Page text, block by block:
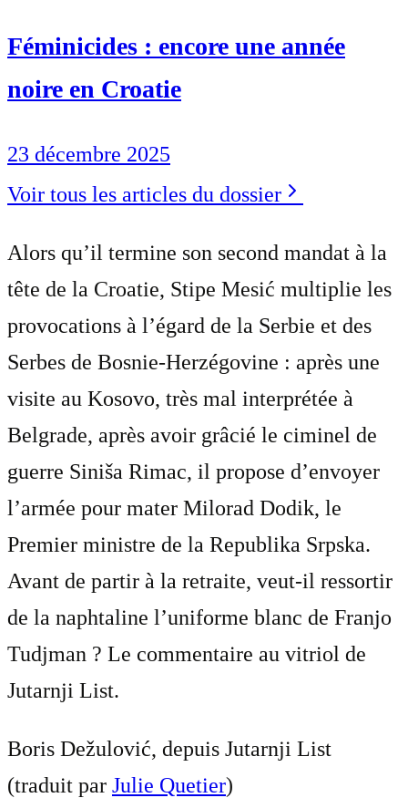
Féminicides : encore une année
noire en Croatie
23 décembre 2025
Voir tous les articles du dossier
Alors qu’il termine son second mandat à la
tête de la Croatie, Stipe Mesić multiplie les
provocations à l’égard de la Serbie et des
Serbes de Bosnie-Herzégovine : après une
visite au Kosovo, très mal interprétée à
Belgrade, après avoir grâcié le ciminel de
guerre Siniša Rimac, il propose d’envoyer
l’armée pour mater Milorad Dodik, le
Premier ministre de la Republika Srpska.
Avant de partir à la retraite, veut-il ressortir
de la naphtaline l’uniforme blanc de Franjo
Tudjman ? Le commentaire au vitriol de
Jutarnji List.
Boris Dežulović, depuis Jutarnji List
(traduit par Julie Quetier)